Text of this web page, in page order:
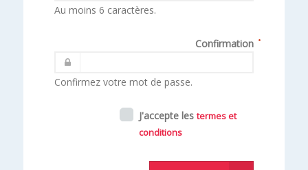
Au moins 6 caractères.
Confirmation
Confirmez votre mot de passe.
J'accepte lestermes et
conditions